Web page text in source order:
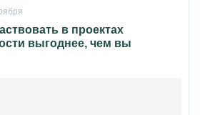
в проектах
выгоднее, чем вы